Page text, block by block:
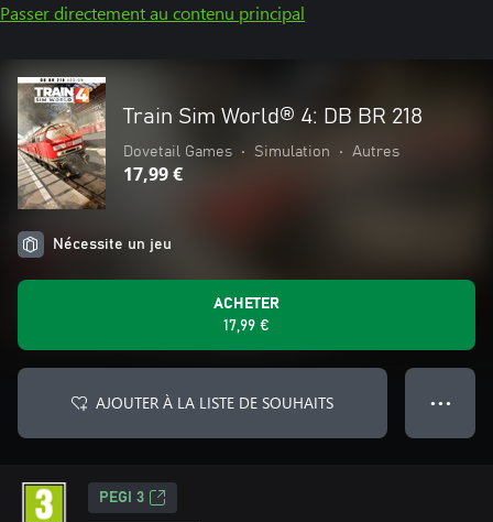
Passer directement au contenu principal
Train Sim World® 4: DB BR 218
Dovetail Games • Simulation • Autres
17,99 €
Nécessite un jeu
ACHETER
17,99 €
AJOUTER À LA LISTE DE SOUHAITS ● ● ●
PEGI 3